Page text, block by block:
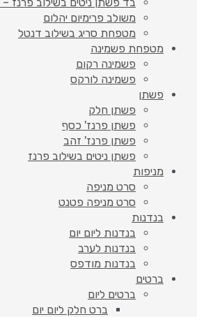
משולב פרימיום יהלום
מטפחת סריג בשילוב דנטל
מטפחת פשמינה
פשמינה רקום
פשמינה לורקס
פשתן
פשתן חלק
פשתן פרנז' כסף
פשתן פרנז' זהב
פשתן ניטים בשילוב פרנז
מניפות
סרט מניפה
סרט מניפה פטנט
בנדנות
בנדנות ליום יום
בנדנות לערב
בנדנות מודפס
ברטים
ברטים ליום
ברט חלק ליום יום